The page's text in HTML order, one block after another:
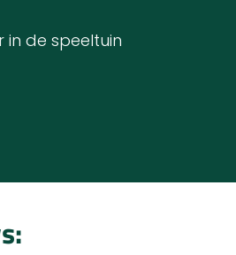
de speeltuin